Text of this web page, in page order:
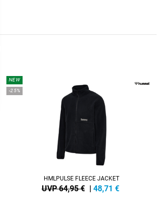
NEW
-25%
HMLPULSE FLEECE JACKET
UVP 64,95 € | 48,71 €